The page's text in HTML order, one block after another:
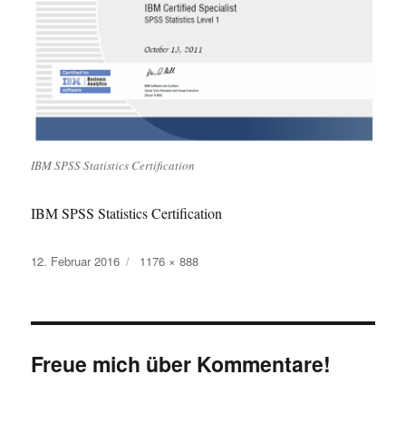
IBM SPSS Statistics Certification
IBM SPSS Statistics Certification
Veröffentlicht
12. Februar 2016 Originalgröße
1176 × 888
Freue mich über Kommentare!